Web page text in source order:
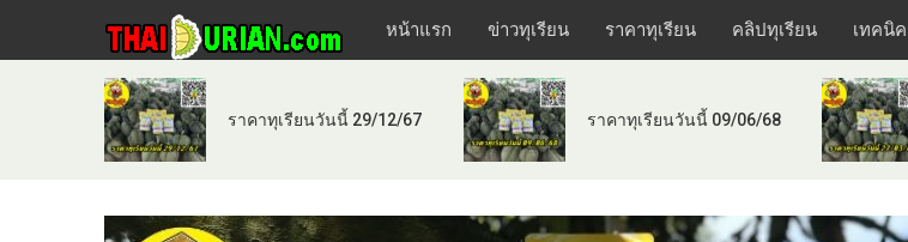
หน้าแรก ข่าวทุเรียน ราคาทุเรียน คลิปทุเรียน เทคนิ
ราคาทุเรียนวันนี้ 29/12/67 ราคาทุเรียนวันนี้ 09/06/68